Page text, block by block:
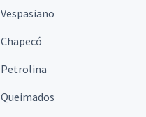
Vespasiano
Chapecó
Petrolina
Queimados